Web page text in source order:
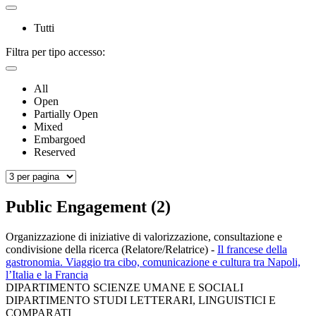
Tutti
Filtra per tipo accesso:
All
Open
Partially Open
Mixed
Embargoed
Reserved
Public Engagement (2)
Organizzazione di iniziative di valorizzazione, consultazione e
condivisione della ricerca (Relatore/Relatrice) - Il francese della
gastronomia. Viaggio tra cibo, comunicazione e cultura tra Napoli,
l’Italia e la Francia
DIPARTIMENTO SCIENZE UMANE E SOCIALI
DIPARTIMENTO STUDI LETTERARI, LINGUISTICI E
COMPARATI